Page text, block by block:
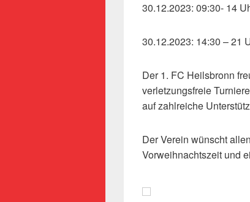
30.12.2023: 09:30- 14
30.12.2023: 14:30 – 21
Der 1. FC Heilsbronn
verletzungsfreie
auf zahlreiche
Der Verein wünscht
Vorweihnachtszeit und